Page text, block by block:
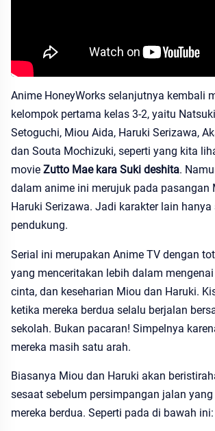
Anime HoneyWorks selanjutnya kembali
kelompok pertama kelas 3-2, yaitu
Setoguchi, Miou Aida, Haruki Serizawa,
dan Souta Mochizuki, seperti yang kita
movie Zutto Mae kara Suki deshita.
dalam anime ini merujuk pada pasangan
Haruki Serizawa. Jadi karakter lain hanya
pendukung.
Serial ini merupakan Anime TV dengan
yang menceritakan lebih dalam
cinta, dan keseharian Miou dan Haruki.
ketika mereka berdua selalu berjalan
sekolah. Bukan pacaran! Simpelnya
mereka masih satu arah.
Biasanya Miou dan Haruki akan
sesaat sebelum persimpangan jalan
mereka berdua. Seperti pada di bawah ini: